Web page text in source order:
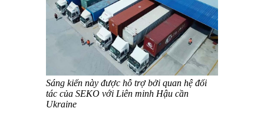
Sáng kiến này được hỗ trợ bởi quan hệ đối
tác của SEKO với Liên minh Hậu cần
Ukraine